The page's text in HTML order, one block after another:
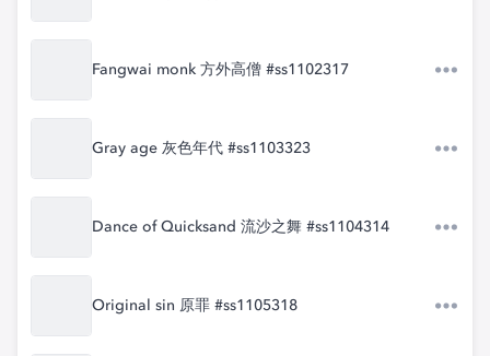
Fangwai monk 方外高僧 #ss1102317
Gray age 灰色年代 #ss1103323
Dance of Quicksand 流沙之舞 #ss1104314
Original sin 原罪 #ss1105318